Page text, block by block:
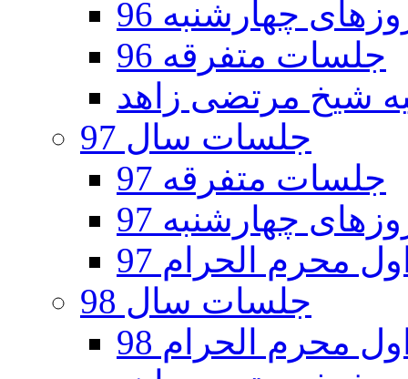
چهارشنبه 96
جلسات متفرقه 96
جلسات سال 97
جلسات متفرقه 97
چهارشنبه 97
محرم الحرام 97
جلسات سال 98
محرم الحرام 98